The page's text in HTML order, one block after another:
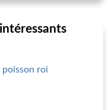
poisson roi